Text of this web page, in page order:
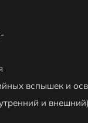
вспышек и
и